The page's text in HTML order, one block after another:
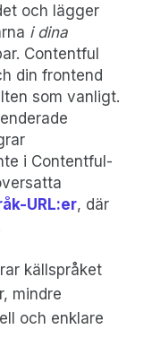
och lägger
i dina
Contentful
din frontend
som vanligt.
i Contentful-
URL:er, där
källspråket
mindre
och enklare